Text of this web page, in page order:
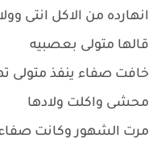
انهارده من الاكل انتى
قالها متولى بعصبيه
خافت صفاء ينفذ متولى
محشى واكلت ولادها
مرت الشهور وكانت